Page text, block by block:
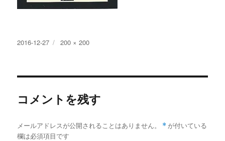
投
2016-12-27
フ
イ
200 × 200
コメントを残す
メールアドレスが公開されることはありません。 * が付いている
欄は必須項目です